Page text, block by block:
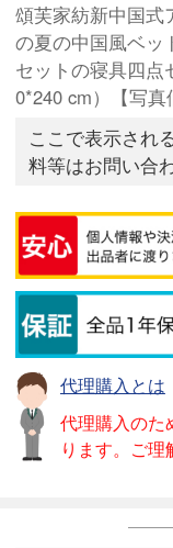
頌芙家紡新中国式
の夏の中国風ベッ
セットの寝具四点
0*240 cm）【写真
ここで表示され
料等はお問い合
代理購入とは
代理購入のた
ります。ご理